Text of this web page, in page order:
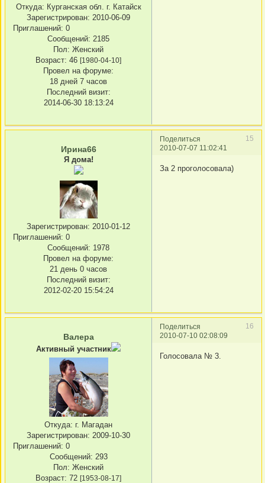
Откуда: Курганская обл. г. Катайск
Зарегистрирован: 2010-06-09
Приглашений: 0
Сообщений: 2185
Пол: Женский
Возраст: 46 [1980-04-10]
Провел на форуме:
18 дней 7 часов
Последний визит:
2014-06-30 18:13:24
Поделиться
15
2010-07-07 11:02:41
Ирина66
Я дома!
Зарегистрирован: 2010-01-12
Приглашений: 0
Сообщений: 1978
Провел на форуме:
21 день 0 часов
Последний визит:
2012-02-20 15:54:24
За 2 проголосовала)
Поделиться
16
2010-07-10 02:08:09
Валера
Активный участник
Откуда: г. Магадан
Зарегистрирован: 2009-10-30
Приглашений: 0
Сообщений: 293
Пол: Женский
Возраст: 72 [1953-08-17]
Голосовала № 3.